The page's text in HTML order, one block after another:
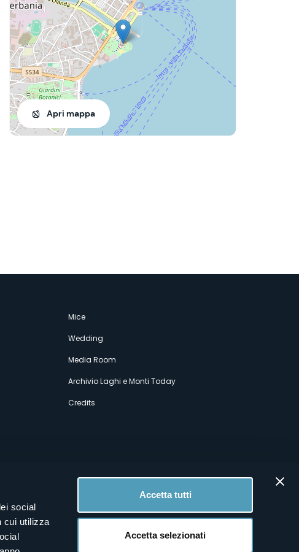
social
cui utilizza
Accetta tutti
Accetta selezionati
Apri mappa
Mice
Wedding
Media Room
Archivio Laghi e Monti Today
Credits